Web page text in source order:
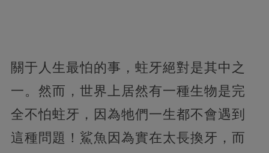
關于人生最怕的事，蛀牙絕對是其中之
一。然而，世界上居然有一種生物是完
全不怕蛀牙，因為牠們一生都不會遇到
這種問題！鯊魚因為實在太長換牙，而